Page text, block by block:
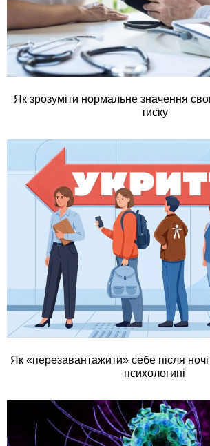
Як зрозуміти нормальне значення
тиску
Як «перезавантажити» себе після ночі
психологині